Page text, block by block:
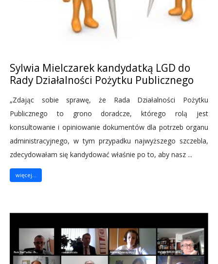
Sylwia Mielczarek kandydatką LGD do
Rady Działalności Pożytku Publicznego
„Zdając sobie sprawę, że Rada Działalności Pożytku
Publicznego to grono doradcze, którego rolą jest
konsultowanie i opiniowanie dokumentów dla potrzeb organu
administracyjnego, w tym przypadku najwyższego szczebla,
zdecydowałam się kandydować właśnie po to, aby nasz ...
więcej...